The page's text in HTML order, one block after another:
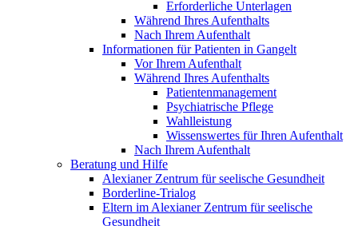
Erforderliche Unterlagen
Während Ihres Aufenthalts
Nach Ihrem Aufenthalt
Informationen für Patienten in Gangelt
Vor Ihrem Aufenthalt
Während Ihres Aufenthalts
Patientenmanagement
Psychiatrische Pflege
Wahlleistung
Wissenswertes für Ihren Aufenthalt
Nach Ihrem Aufenthalt
Beratung und Hilfe
Alexianer Zentrum für seelische Gesundheit
Borderline-Trialog
Eltern im Alexianer Zentrum für seelische
Gesundheit